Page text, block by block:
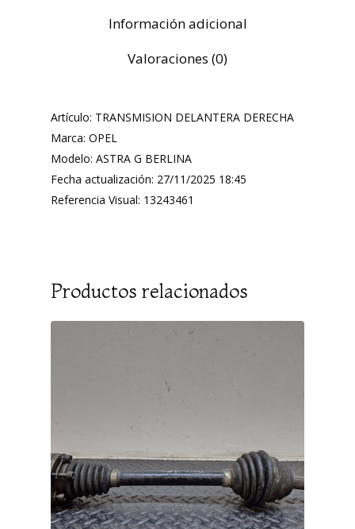
Información adicional
Valoraciones (0)
Artículo: TRANSMISION DELANTERA DERECHA
Marca: OPEL
Modelo: ASTRA G BERLINA
Fecha actualización: 27/11/2025 18:45
Referencia Visual: 13243461
Productos relacionados